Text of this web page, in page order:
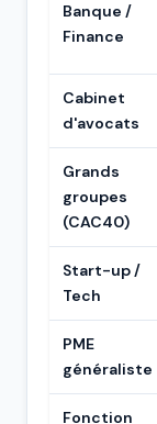
Banque /
Finance
Cabinet
d'avocats
Grands
groupes
(CAC40)
Start-up /
Tech
PME
généraliste
Fonction